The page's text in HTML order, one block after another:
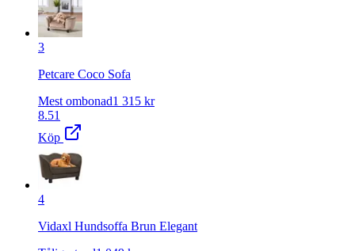
3
Petcare Coco Sofa
Mest ombonad1 315 kr
8.51
Köp
4
Vidaxl Hundsoffa Brun Elegant